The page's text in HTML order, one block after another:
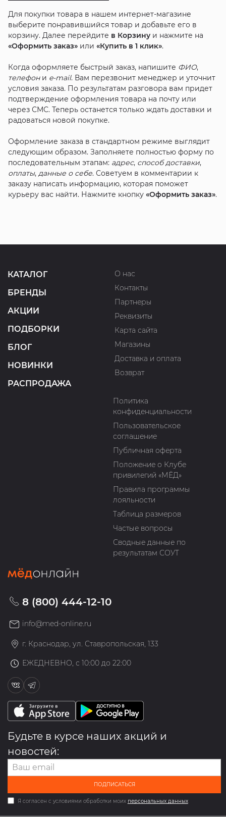
Для покупки товара в нашем интернет-магазине
выберите понравившийся товар и добавьте его в
корзину. Далее перейдите в Корзинуи нажмите на
«Оформить заказ»или «Купить в 1 клик».
Когда оформляете быстрый заказ, напишите ФИО,
телефони e-mail. Вам перезвонит менеджер и уточнит
условия заказа. По результатам разговора вам придет
подтверждение оформления товара на почту или
через СМС. Теперь останется только ждать доставки и
радоваться новой покупке.
Оформление заказа в стандартном режиме выглядит
следующим образом. Заполняете полностью форму по
последовательным этапам: адрес, способ доставки,
оплаты, данные о себе. Советуем в комментарии к
заказу написать информацию, которая поможет
курьеру вас найти. Нажмите кнопку «Оформить заказ».
КАТАЛОГ
БРЕНДЫ
АКЦИИ
ПОДБОРКИ
БЛОГ
НОВИНКИ
РАСПРОДАЖА
О нас
Контакты
Партнеры
Реквизиты
Карта сайта
Магазины
Доставка и оплата
Возврат
Политика
конфиденциальности
Пользовательское
соглашение
Публичная оферта
Положение о Клубе
привилегий «МЁД»
Правила программы
лояльности
Таблица размеров
Частые вопросы
Сводные данные по
результатам СОУТ
8 (800) 444-12-10
info@med-online.ru
г. Краснодар, ул. Ставропольская, 133
ЕЖЕДНЕВНО, с 10:00 до 22:00
Будьте в курсе наших акций и
новостей:
ПОДПИСАТЬСЯ
Я согласен с условиями обработки моих персональных данных